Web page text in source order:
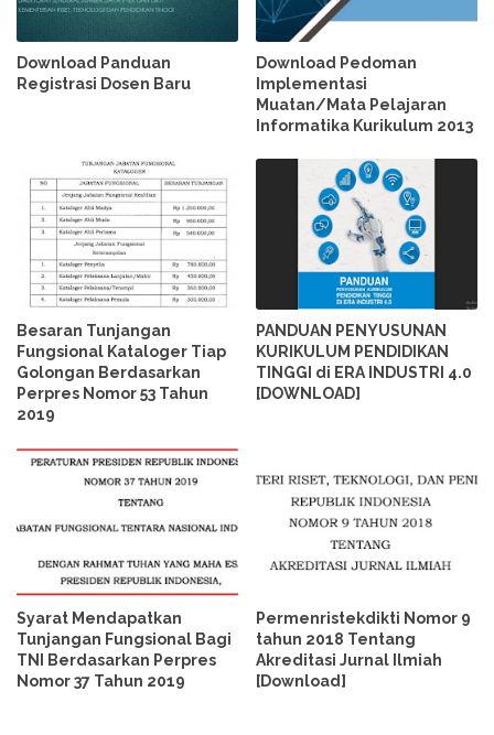
Download Panduan
Registrasi Dosen Baru
Download Pedoman
Implementasi
Muatan/Mata Pelajaran
Informatika Kurikulum 2013
Besaran Tunjangan
Fungsional Kataloger Tiap
Golongan Berdasarkan
Perpres Nomor 53 Tahun
2019
PANDUAN PENYUSUNAN
KURIKULUM PENDIDIKAN
TINGGI di ERA INDUSTRI 4.0
[DOWNLOAD]
Syarat Mendapatkan
Tunjangan Fungsional Bagi
TNI Berdasarkan Perpres
Nomor 37 Tahun 2019
Permenristekdikti Nomor 9
tahun 2018 Tentang
Akreditasi Jurnal Ilmiah
[Download]